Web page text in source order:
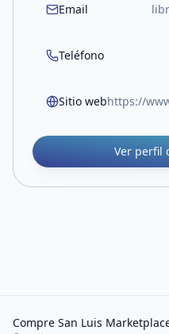
Email
Teléfono
Sitio web
Ver perfil
Compre San Luis